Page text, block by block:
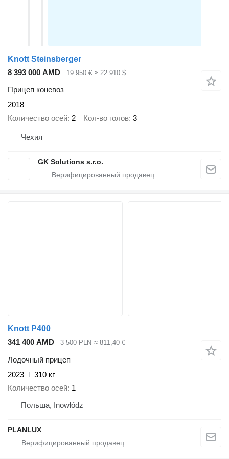
Knott Steinsberger
8 393 000 AMD
19 950 € ≈ 22 910 $
Прицеп коневоз
2018
Количество осей 2 Кол-во голов 3
Чехия
GK Solutions s.r.o.
Knott P400
341 400 AMD
3 500 PLN ≈ 811,40 €
Лодочный прицеп
2023
310 кг
Количество осей 1
Польша, Inowłódz
PLANLUX